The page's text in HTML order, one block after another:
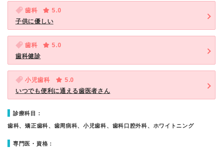
歯科
5.0
子供に優しい
歯科
5.0
歯科健診
小児歯科
5.0
いつでも便利に通える歯医者さん
診療科目：
歯科、矯正歯科、歯周病科、小児歯科、歯科口腔外科、ホワイトニング
専門医・資格：